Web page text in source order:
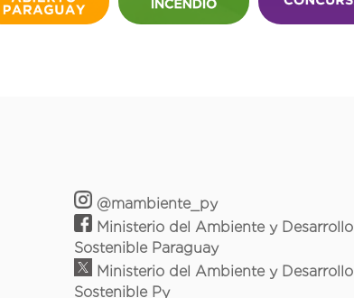
@mambiente_py
Ministerio del Ambiente y Desarrollo
Sostenible Paraguay
Ministerio del Ambiente y Desarrollo
Sostenible Py